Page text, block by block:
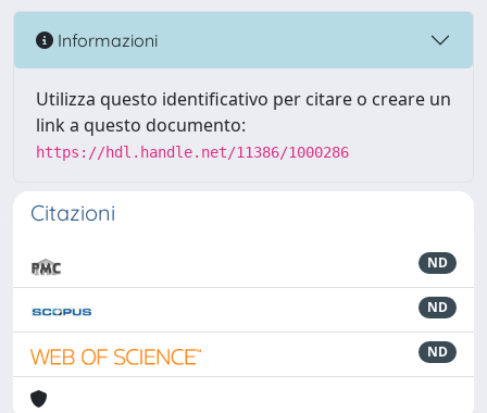
Informazioni
Utilizza questo identificativo per citare o creare un
link a questo documento:
https://hdl.handle.net/11386/1000286
Citazioni
ND
ND
ND